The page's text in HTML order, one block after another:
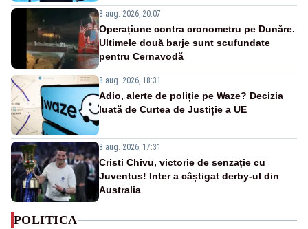
8 aug. 2026, 20:07
Operațiune contra cronometru pe Dunăre.
Ultimele două barje sunt scufundate
pentru Cernavodă
8 aug. 2026, 18:31
Adio, alerte de poliție pe Waze? Decizia
luată de Curtea de Justiție a UE
8 aug. 2026, 17:31
Cristi Chivu, victorie de senzație cu
Juventus! Inter a câștigat derby-ul din
Australia
POLITICA